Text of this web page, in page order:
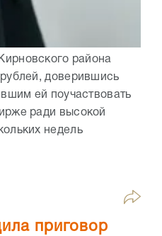
района
доверившись
ей поучаствовать
ради высокой
недель
приговор